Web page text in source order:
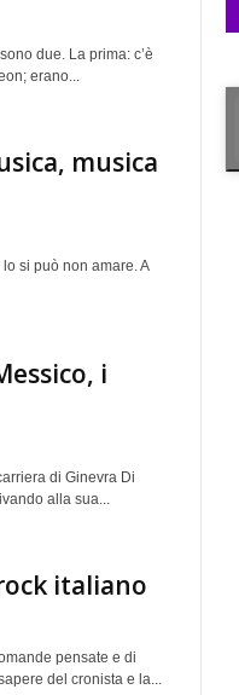
due. La prima: c’è
erano...
musica
si può non amare. A
i
di Ginevra Di
alla sua...
italiano
pensate e di
del cronista e la...